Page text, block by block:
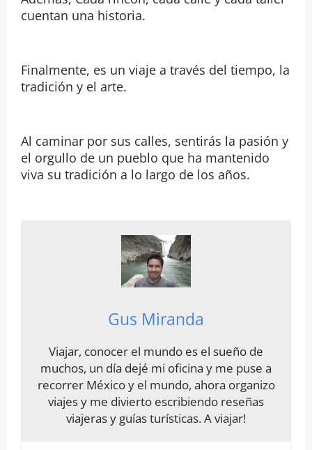
cuentan una historia.
Finalmente, es un viaje a través del tiempo, la
tradición y el arte.
Al caminar por sus calles, sentirás la pasión y
el orgullo de un pueblo que ha mantenido
viva su tradición a lo largo de los años.
Gus Miranda
Viajar, conocer el mundo es el sueño de
muchos, un día dejé mi oficina y me puse a
recorrer México y el mundo, ahora organizo
viajes y me divierto escribiendo reseñas
viajeras y guías turísticas. A viajar!